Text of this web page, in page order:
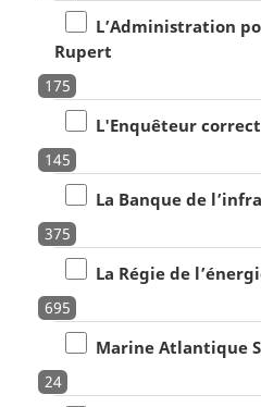
L’Administration
Rupert
175
L'Enquêteur
145
La Banque de
375
La Régie de
695
Marine Atlantique
24